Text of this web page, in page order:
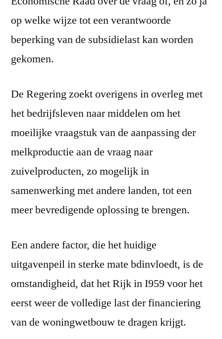
op welke wijze tot een verantwoorde
beperking van de subsidielast kan worden
gekomen.
De Regering zoekt overigens in overleg met
het bedrijfsleven naar middelen om het
moeilijke vraagstuk van de aanpassing der
melkproductie aan de vraag naar
zuivelproducten, zo mogelijk in
samenwerking met andere landen, tot een
meer bevredigende oplossing te brengen.
Een andere factor, die het huidige
uitgavenpeil in sterke mate bdinvloedt, is de
omstandigheid, dat het Rijk in I959 voor het
eerst weer de volledige last der financiering
van de woningwetbouw te dragen krijgt.